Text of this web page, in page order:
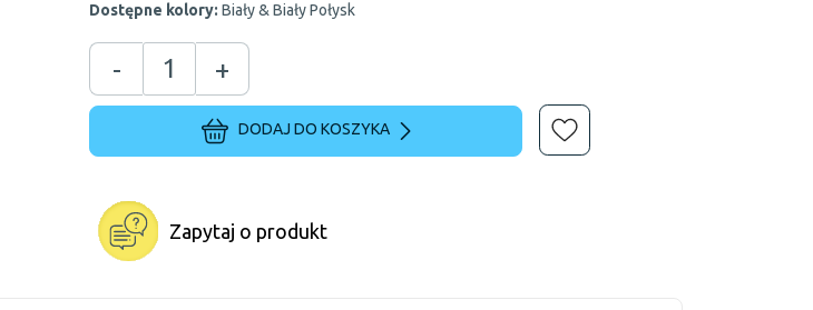
Dostępne kolory:Biały & Biały Połysk
- +
DODAJ DO KOSZYKA
Zapytaj o produkt